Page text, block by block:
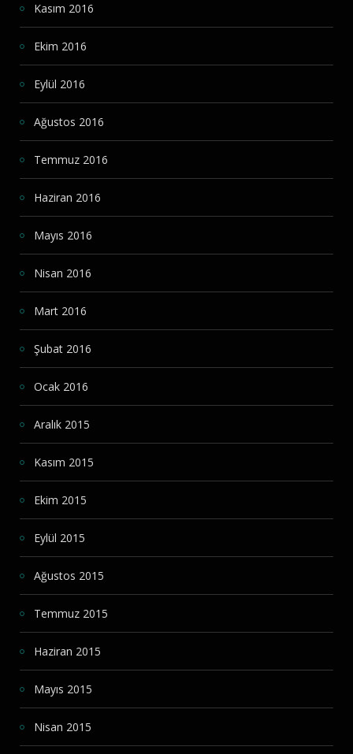
Kasım 2016
Ekim 2016
Eylül 2016
Ağustos 2016
Temmuz 2016
Haziran 2016
Mayıs 2016
Nisan 2016
Mart 2016
Şubat 2016
Ocak 2016
Aralık 2015
Kasım 2015
Ekim 2015
Eylül 2015
Ağustos 2015
Temmuz 2015
Haziran 2015
Mayıs 2015
Nisan 2015